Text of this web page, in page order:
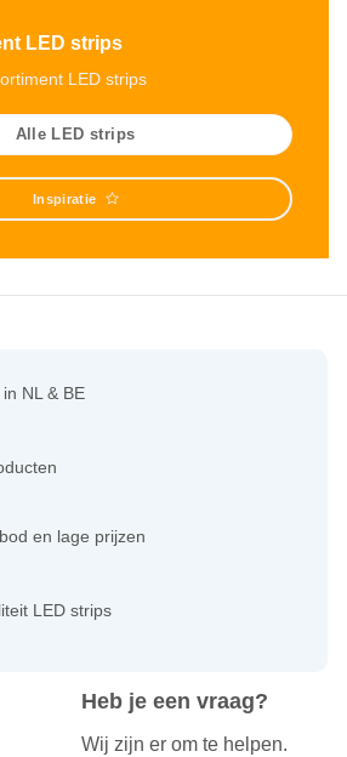
LED strips
LED strips
Alle LED strips
Inspiratie
Heb je een vraag?
Wij zijn er om te helpen.
NL & BE
en lage prijzen
LED strips